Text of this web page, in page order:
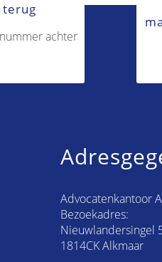
terug
achter
Advocatenkantoor
Bezoekadres:
Nieuwlandersingel
1814CK Alkmaar